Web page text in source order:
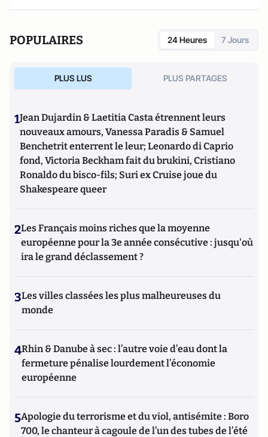
POPULAIRES 24 Heures 7 Jours
PLUS LUS PLUS PARTAGES
1Jean Dujardin & Laetitia Casta étrennent leurs
nouveaux amours, Vanessa Paradis & Samuel
Benchetrit enterrent le leur; Leonardo di Caprio
fond, Victoria Beckham fait du brukini, Cristiano
Ronaldo du bisco-fils; Suri ex Cruise joue du
Shakespeare queer
2Les Français moins riches que la moyenne
européenne pour la 3e année consécutive : jusqu'où
ira le grand déclassement ?
3Les villes classées les plus malheureuses du
monde
4Rhin & Danube à sec : l’autre voie d’eau dont la
fermeture pénalise lourdement l’économie
européenne
5Apologie du terrorisme et du viol, antisémite : Boro
700, le chanteur à cagoule de l’un des tubes de l’été